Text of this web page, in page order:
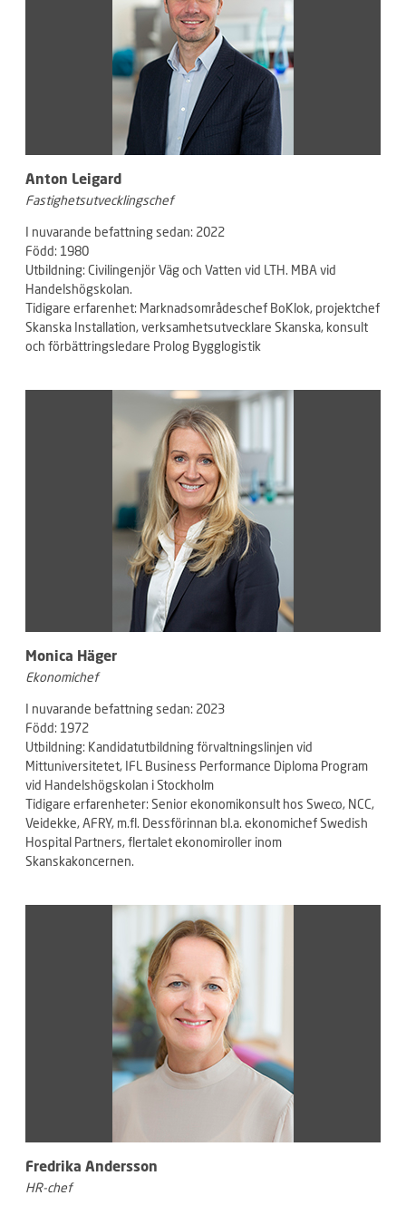
Anton Leigard
Fastighetsutvecklingschef
I nuvarande befattning sedan: 2022
Född: 1980
Utbildning: Civilingenjör Väg och Vatten vid LTH. MBA vid
Handelshögskolan.
Tidigare erfarenhet: Marknadsområdeschef BoKlok, projektchef
Skanska Installation, verksamhetsutvecklare Skanska, konsult
och förbättringsledare Prolog Bygglogistik
Monica Häger
Ekonomichef
I nuvarande befattning sedan: 2023
Född: 1972
Utbildning: Kandidatutbildning förvaltningslinjen vid
Mittuniversitetet, IFL Business Performance Diploma Program
vid Handelshögskolan i Stockholm
Tidigare erfarenheter: Senior ekonomikonsult hos Sweco, NCC,
Veidekke, AFRY, m.fl. Dessförinnan bl.a. ekonomichef Swedish
Hospital Partners, flertalet ekonomiroller inom
Skanskakoncernen.
Fredrika Andersson
HR-chef